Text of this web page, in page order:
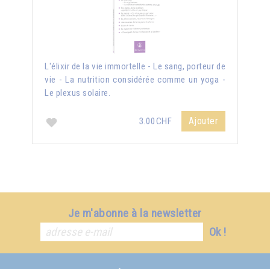
L'élixir de la vie immortelle - Le sang, porteur de
vie - La nutrition considérée comme un yoga -
Le plexus solaire.
3.00CHF Ajouter
Je m'abonne à la newsletter
Ok !